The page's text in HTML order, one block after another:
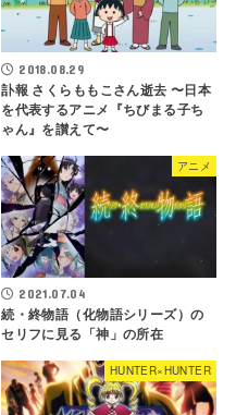
2018.08.29
訃報 さくらももこさん逝去 〜日本
を代表するアニメ『ちびまる子ち
ゃん』を讃えて〜
アニメ
2021.07.04
続・終物語（化物語シリーズ）の
セリフに見る「神」の所在
HUNTER×HUNTER